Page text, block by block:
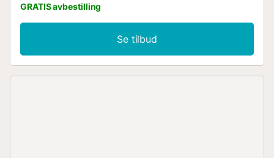
GRATIS avbestilling
Se tilbud